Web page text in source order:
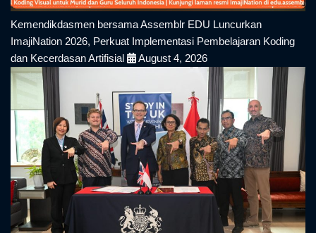
Kemendikdasmen bersama Assemblr EDU Luncurkan
ImajiNation 2026, Perkuat Implementasi Pembelajaran Koding
dan Kecerdasan Artifisial
August 4, 2026